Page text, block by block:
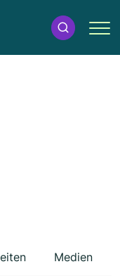
Medien